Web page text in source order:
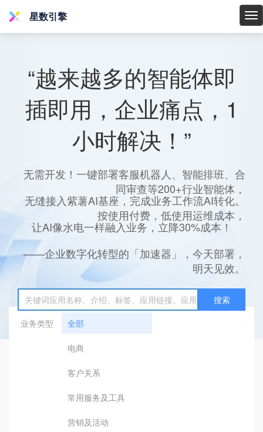
星
星数引擎
“越来越多的智能体即
插即用，企业痛点，1
小时解决！”
无需开发！一键部署客服机器人、智能排班、合
同审查等200+行业智能体，
无缝接入紫薯AI基座，完成业务工作流AI转化。
按使用付费，低使用运维成本，
让AI像水电一样融入业务，立降30%成本！
——企业数字化转型的「加速器」，今天部署，
明天见效。
搜索
业务类型
全部
电商
客户关系
常用服务及工具
营销及活动